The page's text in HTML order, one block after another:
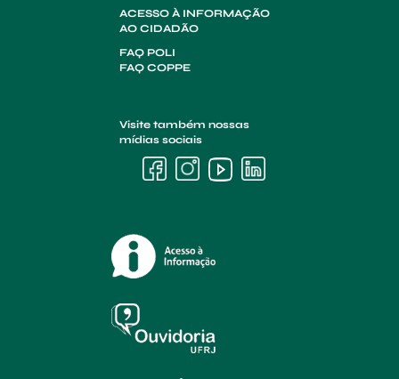
ACESSO À INFORMAÇÃO
AO CIDADÃO
FAQ POLI
FAQ COPPE
Visite também nossas
mídias sociais